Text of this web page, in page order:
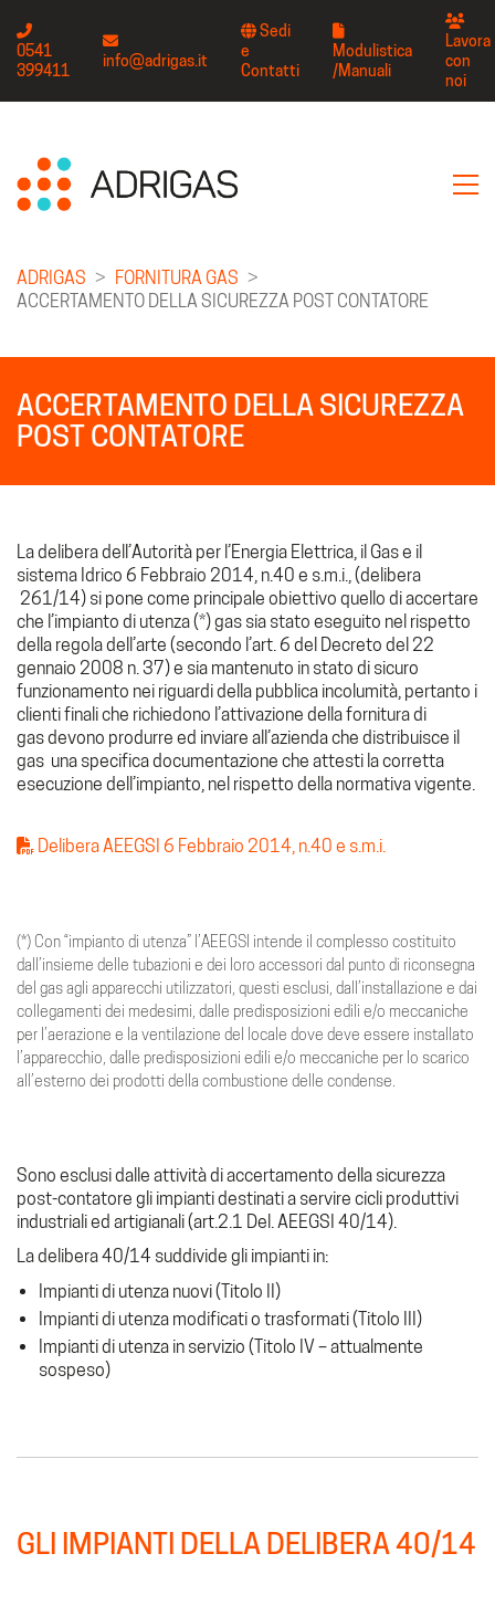
0541
399411
info@adrigas.it
Sedi
e
Contatti
Modulistica
/Manuali
Lavora
con
noi
ADRIGAS > FORNITURA GAS >
ACCERTAMENTO DELLA SICUREZZA POST CONTATORE
ACCERTAMENTO DELLA SICUREZZA
POST CONTATORE
La delibera dell’Autorità per l’Energia Elettrica, il Gas e il
sistema Idrico 6 Febbraio 2014, n.40 e s.m.i., (delibera
261/14) si pone come principale obiettivo quello di accertare
che l’impianto di utenza (*) gas sia stato eseguito nel rispetto
della regola dell’arte (secondo l’art. 6 del Decreto del 22
gennaio 2008 n. 37) e sia mantenuto in stato di sicuro
funzionamento nei riguardi della pubblica incolumità, pertanto i
clienti finali che richiedono l’attivazione della fornitura di
gas devono produrre ed inviare all’azienda che distribuisce il
gas una specifica documentazione che attesti la corretta
esecuzione dell’impianto, nel rispetto della normativa vigente.
Delibera AEEGSI 6 Febbraio 2014, n.40 e s.m.i.
(*) Con “impianto di utenza” l’AEEGSI intende il complesso costituito
dall’insieme delle tubazioni e dei loro accessori dal punto di riconsegna
del gas agli apparecchi utilizzatori, questi esclusi, dall’installazione e dai
collegamenti dei medesimi, dalle predisposizioni edili e/o meccaniche
per l’aerazione e la ventilazione del locale dove deve essere installato
l’apparecchio, dalle predisposizioni edili e/o meccaniche per lo scarico
all’esterno dei prodotti della combustione delle condense.
Sono esclusi dalle attività di accertamento della sicurezza
post-contatore gli impianti destinati a servire cicli produttivi
industriali ed artigianali (art.2.1 Del. AEEGSI 40/14).
La delibera 40/14 suddivide gli impianti in:
Impianti di utenza nuovi (Titolo II)
Impianti di utenza modificati o trasformati (Titolo III)
Impianti di utenza in servizio (Titolo IV – attualmente
sospeso)
GLI IMPIANTI DELLA DELIBERA 40/14